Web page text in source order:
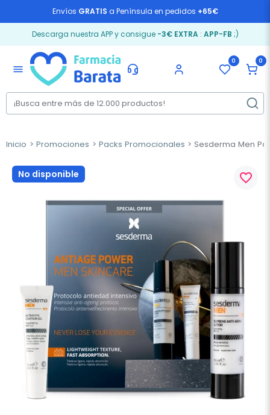
Envíos GRATIS a Península en pedidos +65€
Descarga nuestra APP y consigue -3€ EXTRA: APP-FB ;)
menu
0 0
Inicio Promociones Packs Promocionales Sesderma Men
No disponible favorite_border